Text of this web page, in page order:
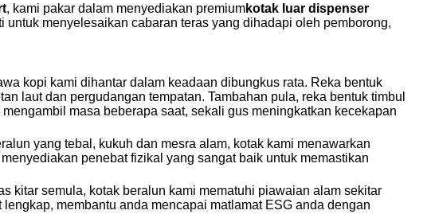
, kami pakar dalam menyediakan premiumkotak luar dispenser
untuk menyelesaikan cabaran teras yang dihadapi oleh pemborong,
kopi kami dihantar dalam keadaan dibungkus rata. Reka bentuk
laut dan pergudangan tempatan. Tambahan pula, reka bentuk timbul
masa beberapa saat, sekali gus meningkatkan kecekapan
yang tebal, kukuh dan mesra alam, kotak kami menawarkan
penebat fizikal yang sangat baik untuk memastikan
kitar semula, kotak beralun kami mematuhi piawaian alam sekitar
membantu anda mencapai matlamat ESG anda dengan